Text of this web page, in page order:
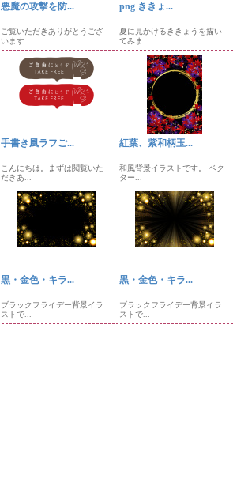
悪魔の攻撃を防...
ご覧いただきありがとうござ
います...
png ききょ...
夏に見かけるききょうを描い
てみま...
手書き風ラフご...
こんにちは。まずは閲覧いた
だきあ...
紅葉、紫和柄玉...
和風背景イラストです。 ベク
ター...
黒・金色・キラ...
ブラックフライデー背景イラ
ストで...
黒・金色・キラ...
ブラックフライデー背景イラ
ストで...